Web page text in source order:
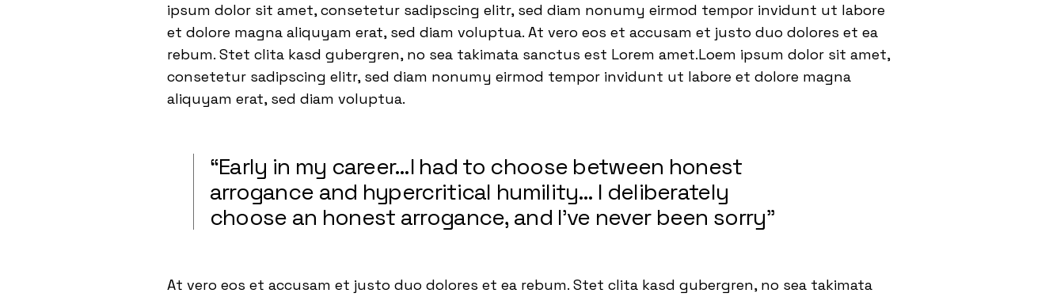
ipsum dolor sit amet, consetetur sadipscing elitr, sed diam nonumy eirmod tempor invidunt ut labore
et dolore magna aliquyam erat, sed diam voluptua. At vero eos et accusam et justo duo dolores et ea
rebum. Stet clita kasd gubergren, no sea takimata sanctus est Lorem amet.Loem ipsum dolor sit amet,
consetetur sadipscing elitr, sed diam nonumy eirmod tempor invidunt ut labore et dolore magna
aliquyam erat, sed diam voluptua.
“Early in my career…I had to choose between honest
arrogance and hypercritical humility… I deliberately
choose an honest arrogance, and I’ve never been sorry”
At vero eos et accusam et justo duo dolores et ea rebum. Stet clita kasd gubergren, no sea takimata